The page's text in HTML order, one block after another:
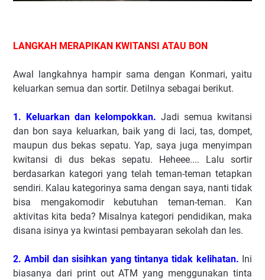
LANGKAH MERAPIKAN KWITANSI ATAU BON
Awal langkahnya hampir sama dengan Konmari, yaitu
keluarkan semua dan sortir. Detilnya sebagai berikut.
1. Keluarkan dan kelompokkan. Jadi semua kwitansi
dan bon saya keluarkan, baik yang di laci, tas, dompet,
maupun dus bekas sepatu. Yap, saya juga menyimpan
kwitansi di dus bekas sepatu. Heheee.... Lalu sortir
berdasarkan kategori yang telah teman-teman tetapkan
sendiri. Kalau kategorinya sama dengan saya, nanti tidak
bisa mengakomodir kebutuhan teman-teman. Kan
aktivitas kita beda? Misalnya kategori pendidikan, maka
disana isinya ya kwintasi pembayaran sekolah dan les.
2. Ambil dan sisihkan yang tintanya tidak kelihatan. Ini
biasanya dari print out ATM yang menggunakan tinta